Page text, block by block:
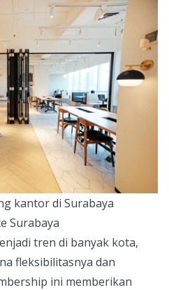
kantor di Surabaya
Surabaya
tren di banyak kota,
fleksibilitasnya dan
ini memberikan